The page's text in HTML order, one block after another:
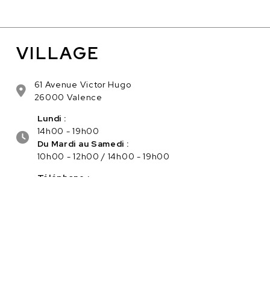
VILLAGE
61 Avenue Victor Hugo
26000 Valence
Lundi :
14h00 - 19h00
Du Mardi au Samedi :
10h00 - 12h00 / 14h00 - 19h00
Téléphone :